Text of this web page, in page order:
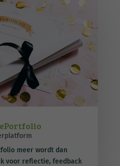
meer wordt dan
voor reflectie, feedback